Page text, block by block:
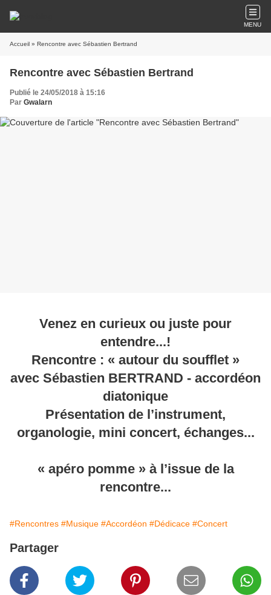
MENU
Accueil » Rencontre avec Sébastien Bertrand
Rencontre avec Sébastien Bertrand
Publié le 24/05/2018 à 15:16
Par Gwalarn
Venez en curieux ou juste pour
entendre...!
Rencontre : « autour du soufflet »
avec Sébastien BERTRAND - accordéon
diatonique
Présentation de l’instrument,
organologie, mini concert, échanges...
« apéro pomme » à l’issue de la
rencontre...
#Rencontres #Musique #Accordéon #Dédicace #Concert
Partager